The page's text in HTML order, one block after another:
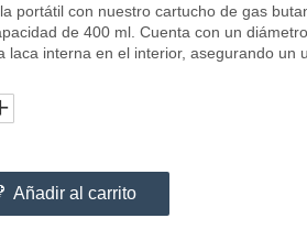
portátil con nuestro cartucho de gas
de 400 ml. Cuenta con un
laca interna en el interior, asegurando un
Añadir al carrito